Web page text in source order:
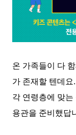
온 가족들이 다
가 존재할 텐데요.
각 연령층에 맞
용관을 준비했답